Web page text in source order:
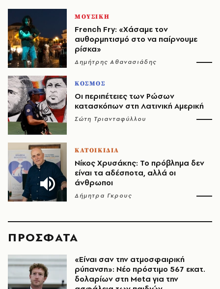
ΜΟΥΣΙΚΗ
French Fry: «Χάσαμε τον
αυθορμητισμό στο να παίρνουμε
ρίσκα»
Δημήτρης Αθανασιάδης
ΚΟΣΜΟΣ
Οι περιπέτειες των Ρώσων
κατασκόπων στη Λατινική Αμερική
Σώτη Τριανταφύλλου
ΚΑΤΟΙΚΙΔΙΑ
Νίκος Χρυσάκης: Το πρόβλημα δεν
είναι τα αδέσποτα, αλλά οι
άνθρωποι
Δήμητρα Γκρους
ΠΡΟΣΦΑΤΑ
«Είναι σαν την ατμοσφαιρική
ρύπανση»: Νέο πρόστιμο 567 εκατ.
δολαρίων στη Meta για την